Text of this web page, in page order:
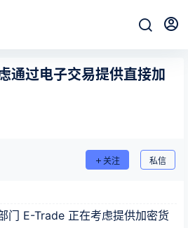
通过电子交易提供直接加
关注 私信
门 E-Trade 正在考虑提供加密货